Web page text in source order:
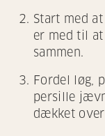
Start med
er med til
sammen.
Fordel løg,
persille
dækket